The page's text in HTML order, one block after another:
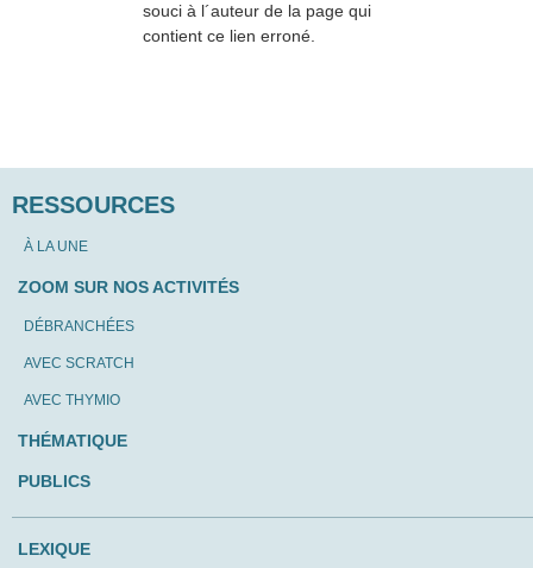
souci à l´auteur de la page qui
contient ce lien erroné.
RESSOURCES
À LA UNE
ZOOM SUR NOS ACTIVITÉS
DÉBRANCHÉES
AVEC SCRATCH
AVEC THYMIO
THÉMATIQUE
PUBLICS
LEXIQUE